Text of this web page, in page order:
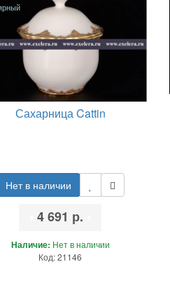
Сахарница Cattin
Нет в наличии
4 691 р.
Наличие: Нет в наличии
Код: 21146